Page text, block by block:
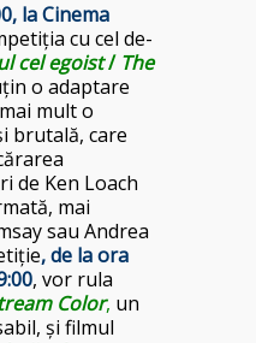
la Cinema
cu cel de-
cel egoist/ The
o adaptare
mult o
brutală, care
de Ken Loach
mai
sau Andrea
, de la ora
, vor rula
Color, un
și filmul